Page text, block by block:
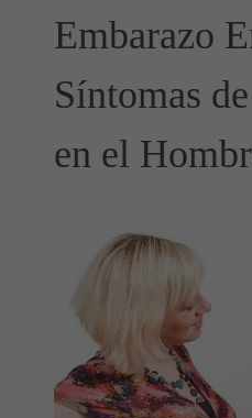
Embarazo
Síntomas
en el